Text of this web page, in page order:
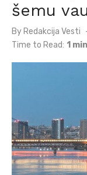
šemu
By Redakcija Vesti
Time to Read: 1 min